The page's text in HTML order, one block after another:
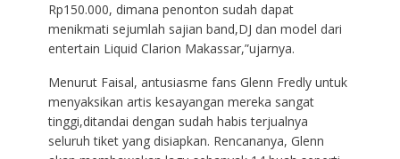
Rp150.000, dimana penonton sudah dapat
menikmati sejumlah sajian band,DJ dan model dari
entertain Liquid Clarion Makassar,”ujarnya.
Menurut Faisal, antusiasme fans Glenn Fredly untuk
menyaksikan artis kesayangan mereka sangat
tinggi,ditandai dengan sudah habis terjualnya
seluruh tiket yang disiapkan. Rencananya, Glenn